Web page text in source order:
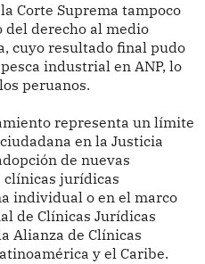
Corte Suprema tampoco
derecho al medio
cuyo resultado final pudo
industrial en ANP, lo
peruanos.
representa un límite
en la Justicia
de nuevas
clínicas jurídicas
individual o en el marco
de Clínicas Jurídicas
Alianza de Clínicas
y el Caribe.